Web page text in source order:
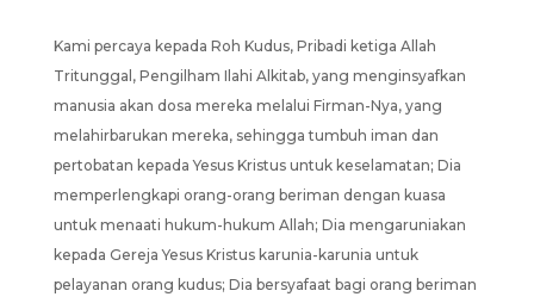
Kami percaya kepada Roh Kudus, Pribadi ketiga Allah
Tritunggal, Pengilham Ilahi Alkitab, yang menginsyafkan
manusia akan dosa mereka melalui Firman-Nya, yang
melahirbarukan mereka, sehingga tumbuh iman dan
pertobatan kepada Yesus Kristus untuk keselamatan; Dia
memperlengkapi orang-orang beriman dengan kuasa
untuk menaati hukum-hukum Allah; Dia mengaruniakan
kepada Gereja Yesus Kristus karunia-karunia untuk
pelayanan orang kudus; Dia bersyafaat bagi orang beriman